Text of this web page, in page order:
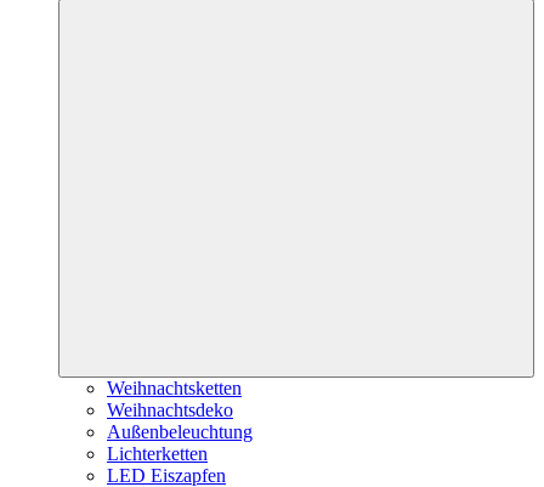
Weihnachtsketten
Weihnachtsdeko
Außenbeleuchtung
Lichterketten
LED Eiszapfen